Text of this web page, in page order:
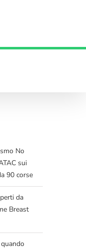
No
sui
90 corse
da
Breast